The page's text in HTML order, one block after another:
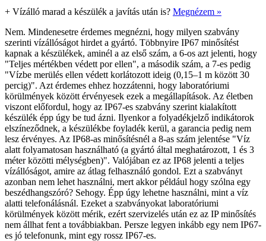
+ Vízálló marad a készülék a javítás után is? Megnézem »
Nem. Mindenesetre érdemes megnézni, hogy milyen szabvány
szerinti vízállóságot hirdet a gyártó. Többnyire IP67 minősítést
kapnak a készülékek, aminél a az első szám, a 6-os azt jelenti, hogy
"Teljes mértékben védett por ellen", a második szám, a 7-es pedig
"Vízbe merülés ellen védett korlátozott ideig (0,15–1 m között 30
percig)". Azt érdemes ehhez hozzátenni, hogy laboratóriumi
körülmények között érvényesek ezek a megállapítások. Az életben
viszont előfordul, hogy az IP67-es szabvány szerint kialakított
készülék épp úgy be tud ázni. Ilyenkor a folyadékjelző indikátorok
elszíneződnek, a készülékbe foyladék kerül, a garancia pedig nem
lesz érvényes. Az IP68-as minősítésnél a 8-as szám jelentése "Víz
alatt folyamatosan használható (a gyártó által meghatározott, 1 és 3
méter közötti mélységben)". Valójában ez az IP68 jelenti a teljes
vízállóságot, amire az átlag felhasználó gondol. Ezt a szabványt
azonban nem lehet használni, mert akkor például hogy szólna egy
beszédhangszóró? Sehogy. Épp úgy lehetne használni, mint a víz
alatti telefonálásnál. Ezeket a szabványokat laboratóriumi
körülmények között mérik, ezért szervizelés után ez az IP minősítés
nem állhat fent a továbbiakban. Persze legyen inkább egy nem IP67-
es jó telefonunk, mint egy rossz IP67-es.